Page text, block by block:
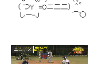
ニュース